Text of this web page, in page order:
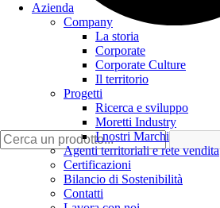
Azienda
Company
La storia
Corporate
Corporate Culture
Il territorio
Progetti
Ricerca e sviluppo
Moretti Industry
I nostri Marchi
Agenti territoriali e rete vendita
Certificazioni
Bilancio di Sostenibilità
Contatti